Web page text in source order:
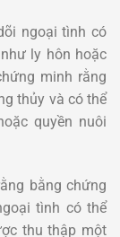
ngoại tình có
ly hôn hoặc
minh rằng
thủy và có thể
quyền nuôi
bằng chứng
tình có thể
thu thập một